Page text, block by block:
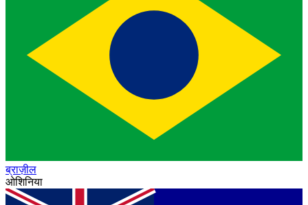
ब्राज़ील
ओशिनिया